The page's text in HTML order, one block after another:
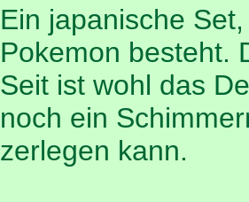
Ein japanische
Pokemon besteht.
Seit ist wohl das
noch ein